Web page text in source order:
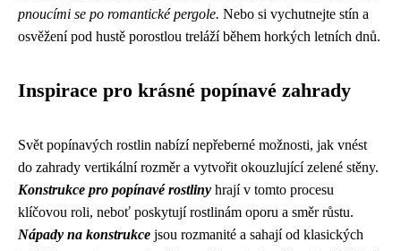
pnoucími se po romantické pergole. Nebo si vychutnejte stín a
osvěžení pod hustě porostlou treláží během horkých letních dnů.
Inspirace pro krásné popínavé zahrady
Svět popínavých rostlin nabízí nepřeberné možnosti, jak vnést
do zahrady vertikální rozměr a vytvořit okouzlující zelené stěny.
Konstrukce pro popínavé rostliny hrají v tomto procesu
klíčovou roli, neboť poskytují rostlinám oporu a směr růstu.
Nápady na konstrukce jsou rozmanité a sahají od klasických